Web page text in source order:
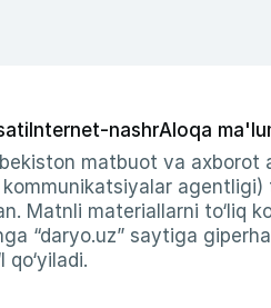
Internet-nashrAloqa
matbuot va
Matnli materiallarni to‘liq
“daryo.uz” saytiga